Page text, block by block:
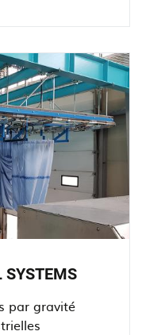
SYSTEMS
par gravité